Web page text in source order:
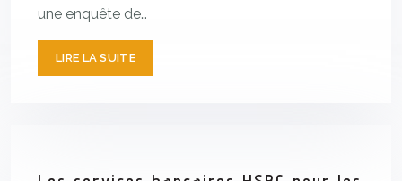
une enquête de…
LIRE LA SUITE